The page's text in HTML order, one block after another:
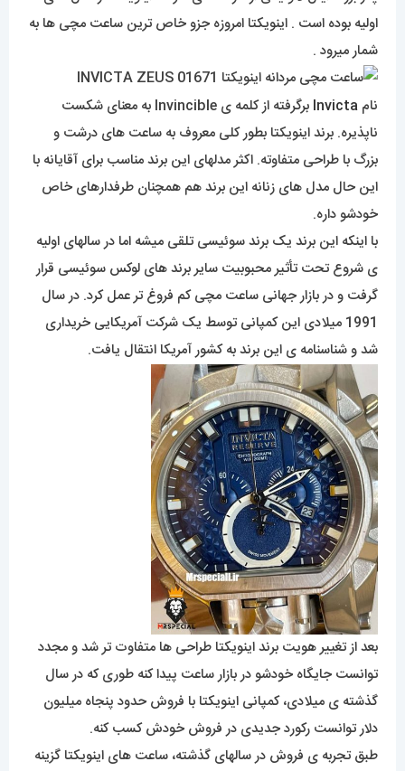
اولیه بوده است . اینویکتا امروزه جزو خاص ترین ساعت مچی ها به
شمار میرود .
نام Invicta
برگرفته از کلمه ی Invincible به معنای شکست
ناپذیره. برند اینویکتا بطور کلی معروف به ساعت های درشت و
بزرگ با طراحی متفاوته. اکثر مدلهای این برند مناسب برای آقایانه با
این حال مدل های زنانه این برند هم همچنان طرفدارهای خاص
خودشو داره.
با اینکه این برند یک برند سوئیسی تلقی میشه اما در سالهای اولیه
ی شروع تحت تأثیر محبوبیت سایر برند های لوکس سوئیسی قرار
گرفت و در بازار جهانی ساعت مچی کم فروغ تر عمل کرد. در سال
1991 میلادی این کمپانی توسط یک شرکت آمریکایی خریداری
شد و شناسنامه ی این برند به کشور آمریکا انتقال یافت.
بعد از تغییر هویت برند اینویکتا طراحی ها متفاوت تر شد و مجدد
توانست جایگاه خودشو در بازار ساعت پیدا کنه طوری که در سال
گذشته ی میلادی، کمپانی اینویکتا با فروش حدود پنجاه میلیون
دلار توانست رکورد جدیدی در فروش خودش کسب کنه.
طبق تجربه ی فروش در سالهای گذشته، ساعت های اینویکتا گزینه